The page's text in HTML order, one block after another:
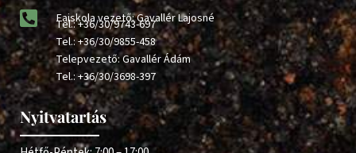
Faiskola vezető: Gavallér Lajosné
Tel.:+36/30/9743-697
Tel.:+36/30/9855-458
Telepvezető: Gavallér Ádám
Tel.:+36/30/3698-397
Nyitvatartás